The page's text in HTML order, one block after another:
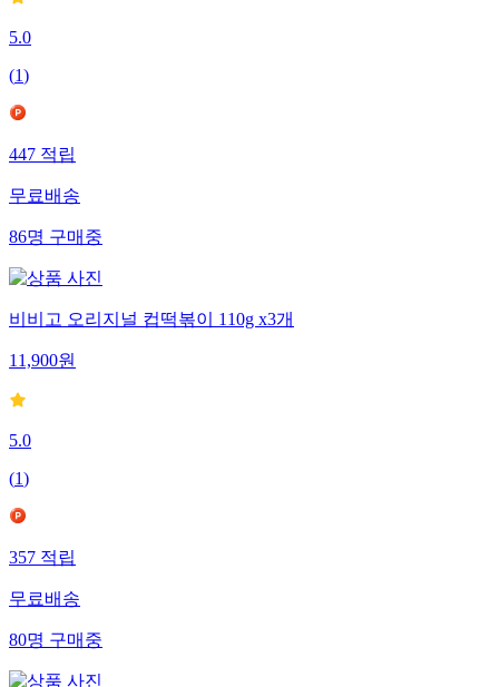
5.0
(1)
447적립
무료배송
86명구매중
비비고 오리지널 컵떡볶이 110g x3개
11,900원
5.0
(1)
357적립
무료배송
80명구매중